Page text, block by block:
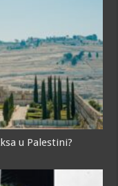
u Palestini?